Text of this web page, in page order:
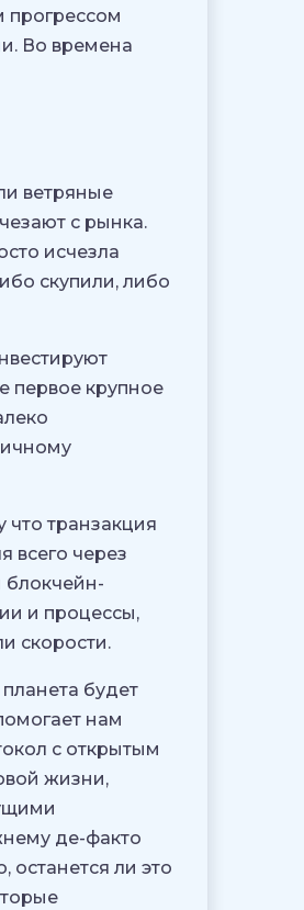
прогрессом
Во времена
ветряные
с рынка.
исчезла
скупили, либо
первое крупное
что транзакция
всего через
блокчейн-
и процессы,
скорости.
будет
нам
с открытым
жизни,
де-факто
останется ли это